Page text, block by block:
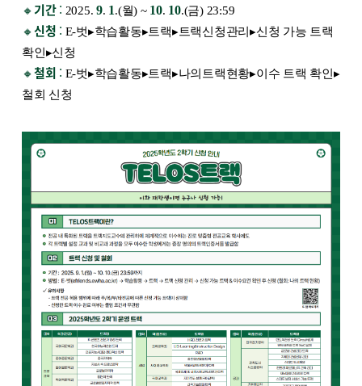
🔸기간: 2025.9. 1.(월) ~ 10. 10.(금) 23:59
🔸신청 : E-벗▸학습활동▸트랙▸트랙신청관리▸신청 가능 트랙
확인▸신청
🔸철회 : E-벗▸학습활동▸트랙▸나의트랙현황▸이수 트랙 확인▸
철회 신청